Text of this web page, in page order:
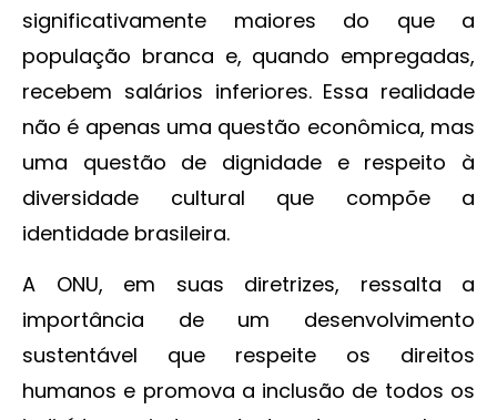
significativamente maiores do que a
população branca e, quando empregadas,
recebem salários inferiores. Essa realidade
não é apenas uma questão econômica, mas
uma questão de dignidade e respeito à
diversidade cultural que compõe a
identidade brasileira.
A ONU, em suas diretrizes, ressalta a
importância de um desenvolvimento
sustentável que respeite os direitos
humanos e promova a inclusão de todos os